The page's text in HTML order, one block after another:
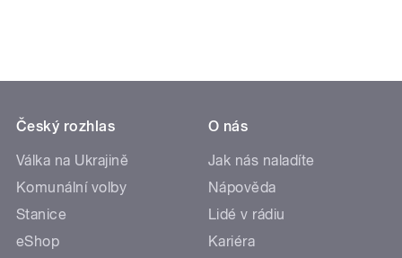
Český rozhlas
Válka na Ukrajině
Komunální volby
Stanice
eShop
O nás
Jak nás naladíte
Nápověda
Lidé v rádiu
Kariéra